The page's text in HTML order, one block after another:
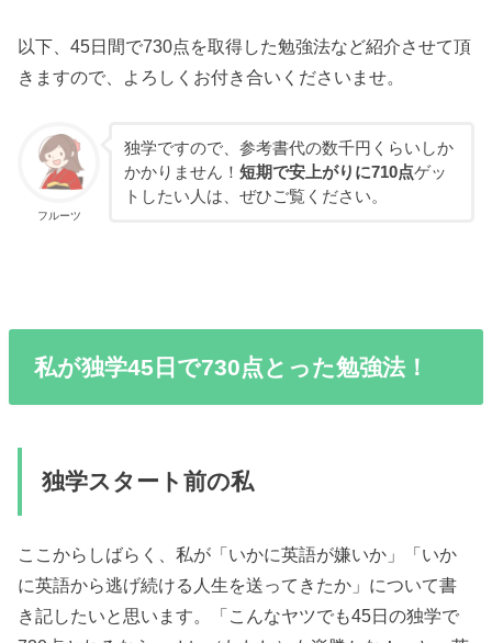
以下、45日間で730点を取得した勉強法など紹介させて頂
きますので、よろしくお付き合いくださいませ。
フルーツ
独学ですので、参考書代の数千円くらいしか
かかりません！ 短期で安上がりに710点ゲッ
トしたい人は、ぜひご覧ください。
私が独学45日で730点とった勉強法！
独学スタート前の私
ここからしばらく、私が「いかに英語が嫌いか」「いか
に英語から逃げ続ける人生を送ってきたか」について書
き記したいと思います。「こんなヤツでも45日の独学で